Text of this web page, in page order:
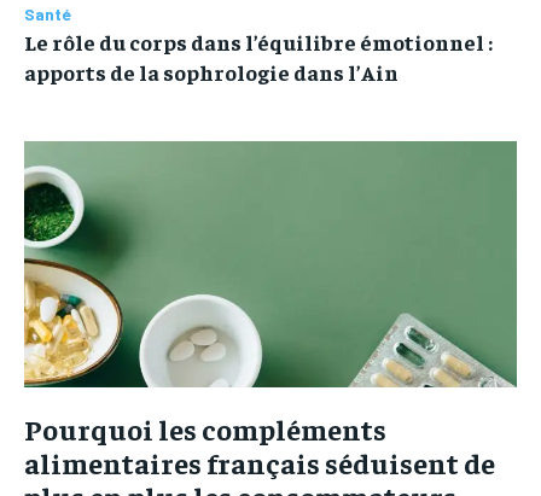
Santé
Le rôle du corps dans l’équilibre émotionnel :
apports de la sophrologie dans l’Ain
Pourquoi les compléments
alimentaires français séduisent de